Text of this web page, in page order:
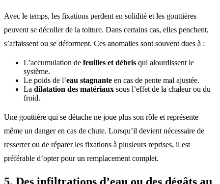
Avec le temps, les fixations perdent en solidité et les gouttières
peuvent se décoller de la toiture. Dans certains cas, elles penchent,
s’affaissent ou se déforment. Ces anomalies sont souvent dues à :
L’accumulation de feuilles et débris qui alourdissent le
système.
Le poids de l’eau stagnante en cas de pente mal ajustée.
La dilatation des matériaux sous l’effet de la chaleur ou du
froid.
Une gouttière qui se détache ne joue plus son rôle et représente
même un danger en cas de chute. Lorsqu’il devient nécessaire de
resserrer ou de réparer les fixations à plusieurs reprises, il est
préférable d’opter pour un remplacement complet.